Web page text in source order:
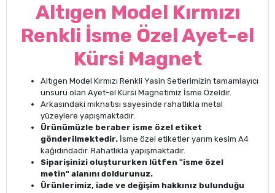
Altıgen Model Kırmızı
Renkli İsme Özel Ayet-el
Kürsi Magnet
Altıgen Model Kırmızı Renkli Yasin Setlerimizin tamamlayıcı
unsuru olan Ayet-el Kürsi Magnetimiz İsme Özeldir.
Arkasındaki mıknatısı sayesinde rahatlıkla metal
yüzeylere yapışmaktadır.
Ürünümüzle beraber isme özel etiket
gönderilmektedir. İsme özel etiketler yarım kesim A4
kağıdındadır. Rahatlıkla yapışmaktadır.
Siparişinizi oluştururken lütfen "isme özel
metin" alanını doldurunuz.
Ürünlerimiz, iade ve değişim hakkınız bulunduğu